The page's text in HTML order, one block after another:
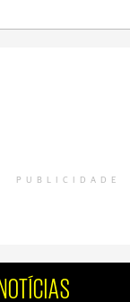
PUBLICIDADE